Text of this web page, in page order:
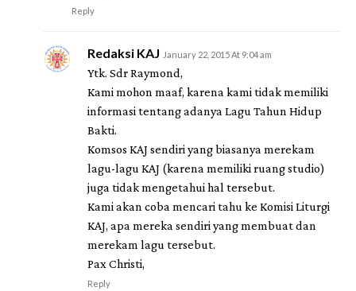
Reply
Redaksi KAJ January 22, 2015 At 9:04 am
Ytk. Sdr Raymond,
Kami mohon maaf, karena kami tidak memiliki
informasi tentang adanya Lagu Tahun Hidup
Bakti.
Komsos KAJ sendiri yang biasanya merekam
lagu-lagu KAJ (karena memiliki ruang studio)
juga tidak mengetahui hal tersebut.
Kami akan coba mencari tahu ke Komisi Liturgi
KAJ, apa mereka sendiri yang membuat dan
merekam lagu tersebut.
Pax Christi,
Reply